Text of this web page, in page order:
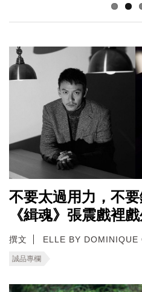
不要太過用力，不
《緝魂》張震戲裡
撰文 ELLE BY DOMINIQUE
誠品專欄